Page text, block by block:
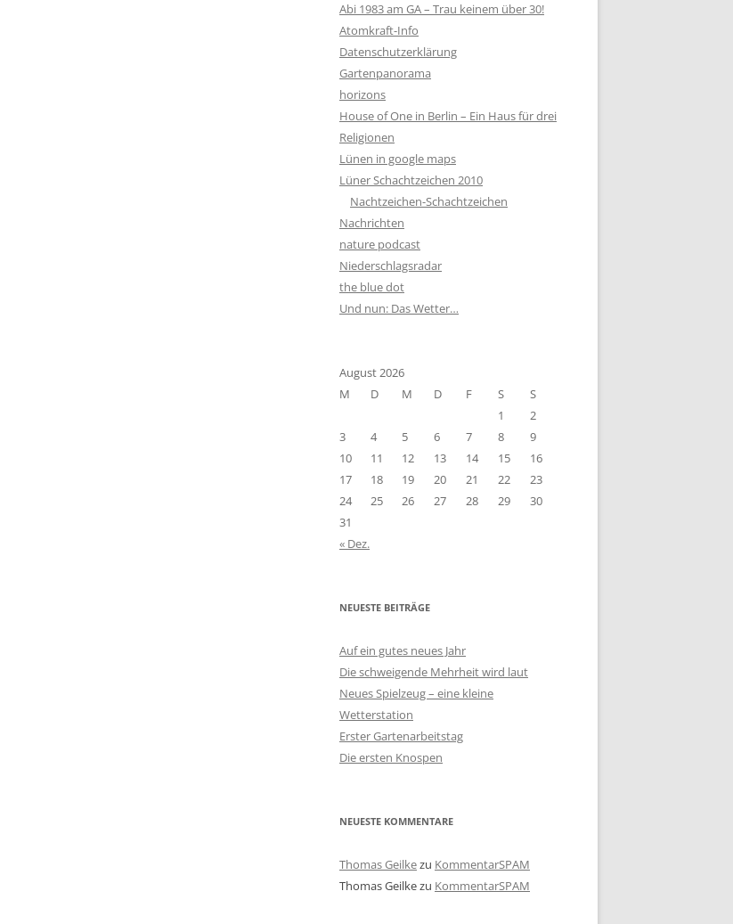
Abi 1983 am GA – Trau keinem über 30!
Atomkraft-Info
Datenschutzerklärung
Gartenpanorama
horizons
House of One in Berlin – Ein Haus für drei
Religionen
Lünen in google maps
Lüner Schachtzeichen 2010
Nachtzeichen-Schachtzeichen
Nachrichten
nature podcast
Niederschlagsradar
the blue dot
Und nun: Das Wetter…
August 2026
M
D M D F S
S
1
2
3
4 5 6 7 8
9
10
11 12 13 14 15
16
17
18 19 20 21 22
23
24
25 26 27 28 29
30
31
« Dez.
NEUESTE BEITRÄGE
Auf ein gutes neues Jahr
Die schweigende Mehrheit wird laut
Neues Spielzeug – eine kleine
Wetterstation
Erster Gartenarbeitstag
Die ersten Knospen
NEUESTE KOMMENTARE
Thomas Geilkezu KommentarSPAM
Thomas Geilkezu KommentarSPAM